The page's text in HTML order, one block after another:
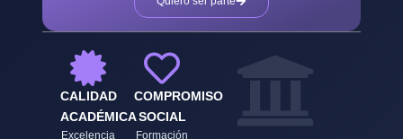
CALIDAD
ACADÉMICA
Excelencia
COMPROMISO
SOCIAL
Formación